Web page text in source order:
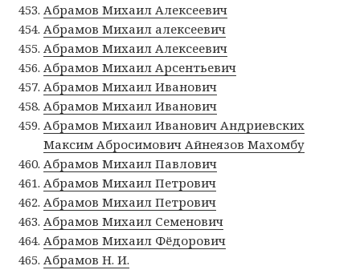
Абрамов Михаил Алексеевич
Абрамов Михаил алексеевич
Абрамов Михаил Алексеевич
Абрамов Михаил Арсентьевич
Абрамов Михаил Иванович
Абрамов Михаил Иванович
Абрамов Михаил Иванович Андриевских
Максим Абросимович Айнеязов Махомбу
Абрамов Михаил Павлович
Абрамов Михаил Петрович
Абрамов Михаил Петрович
Абрамов Михаил Семенович
Абрамов Михаил Фёдорович
Абрамов Н. И.